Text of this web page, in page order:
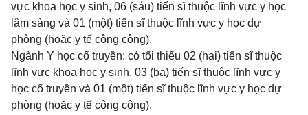
vực khoa học y sinh, 06 (sáu) tiến sĩ thuộc lĩnh vực y học
lâm sàng và 01 (một) tiến sĩ thuộc lĩnh vực y học dự
phòng (hoặc y tế công cộng).
Ngành Y học cổ truyền: có tối thiểu 02 (hai) tiến sĩ thuộc
lĩnh vực khoa học y sinh, 03 (ba) tiến sĩ thuộc lĩnh vực y
học cổ truyền và 01 (một) tiến sĩ thuộc lĩnh vực y học dự
phòng (hoặc y tế công cộng).